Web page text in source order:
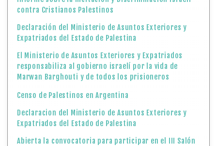
contra Cristianos Palestinos
Declaración del Ministerio de Asuntos Exteriores y
Expatriados del Estado de Palestina
El Ministerio de Asuntos Exteriores y Expatriados
responsabiliza al gobierno israelí por la vida de
Marwan Barghouti y de todos los prisioneros
Censo de Palestinos en Argentina
Declaracion del Ministerio de Asuntos Exteriores y
Expatriados del Estado de Palestina
Abierta la convocatoria para participar en el III Salón